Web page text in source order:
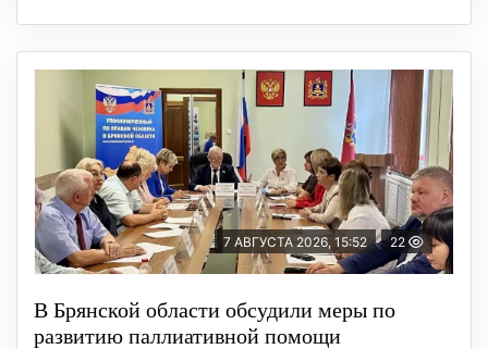
7 АВГУСТА 2026, 15:52 22
В Брянской области обсудили меры по
развитию паллиативной помощи